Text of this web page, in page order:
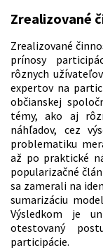
Zrealizované
Zrealizované
prínosy
rôznych
expertov na
občianskej
témy, ako aj
náhľadov, cez
problematiku
až po praktické
popularizačné
sa zamerali na
sumarizáciu
Výsledkom je
otestovaný
participácie.